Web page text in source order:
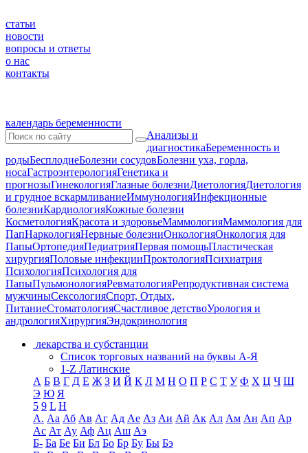
статьи
новости
вопросы и ответы
о нас
контакты
календарь беременности
Анализы и
диагностикаБеременность и
родыБесплодиеБолезни сосудовБолезни уха, горла,
носаГастроэнтерологияГенетика и
прогнозыГинекологияГлазные болезниДиетологияДиетология
и грудное вскармливаниеИммунологияИнфекционные
болезниКардиологияКожные болезни
КосметологияКрасота и здоровьеМаммологияМаммология для
ПапНаркологияНервные болезниОнкологияОнкология для
ПапыОртопедияПедиатрияПервая помощьПластическая
хирургияПоловые инфекцииПроктологияПсихиатрия
ПсихологияПсихология для
ПапыПульмонологияРевматологияРепродуктивная система
мужчиныСексологияСпорт, Отдых,
ПитаниеСтоматологияСчастливое детствоУрология и
андрологияХирургияЭндокринология
лекарства и субстанции
Список торговых названий на буквы А-Я
1-Z Латинские
А Б В Г Д Е Ж З И Й К Л М Н О П Р С Т У Ф Х Ц Ч Ш
Э Ю Я
5 9 L H
А. Аа Аб Ав Аг Ад Ае Аз Аи Ай Ак Ал Ам Ан Ап Ар
Ас Ат Ау Аф Ац Аш Аэ
Б- Ба Бе Би Бл Бо Бр Бу Бы Бэ